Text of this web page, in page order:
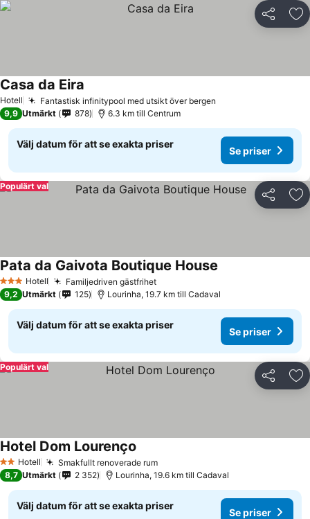
Dela
Hotell Fantastisk infinitypool med utsikt över bergen
Casa da Eira
9,9 Utmärkt 878 6.3 km till Centrum
Välj datum för att se exakta priser
Se priser
Dela
Populärt val
3 StjärnorHotell Familjedriven gästfrihet
Pata da Gaivota Boutique House
9,2 Utmärkt 125 Lourinha, 19.7 km till Cadaval
Välj datum för att se exakta priser
Se priser
Dela
Populärt val
2 Stjärnor
Hotell Smakfullt renoverade rum
Hotel Dom Lourenço
8,7 Utmärkt 2 352 Lourinha, 19.6 km till Cadaval
Välj datum för att se exakta priser
Se priser